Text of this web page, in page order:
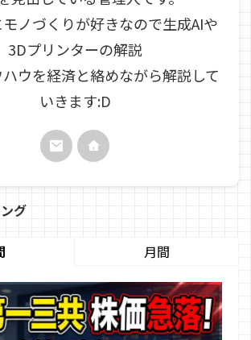
ノづくりが好きなので生成AIや
3Dプリンターの解説
ウを経済と絡めながら解説して
いきます:D
グ
月間